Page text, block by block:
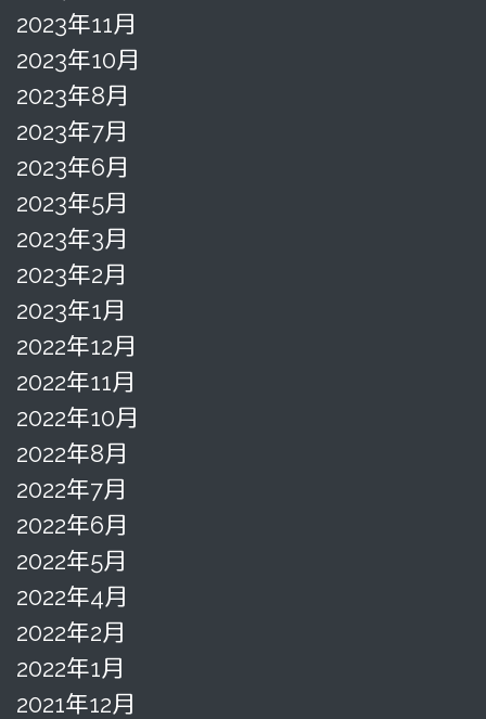
2023年11月
2023年10月
2023年8月
2023年7月
2023年6月
2023年5月
2023年3月
2023年2月
2023年1月
2022年12月
2022年11月
2022年10月
2022年8月
2022年7月
2022年6月
2022年5月
2022年4月
2022年2月
2022年1月
2021年12月